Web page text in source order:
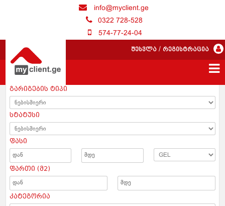
info@myclient.ge
0322 728-528
574-77-24-04
შესვლა / რეგისტრაცია
გარიგების ტიპი
სტატუსი
ფასი
ფართი (მ2)
კატეგორია